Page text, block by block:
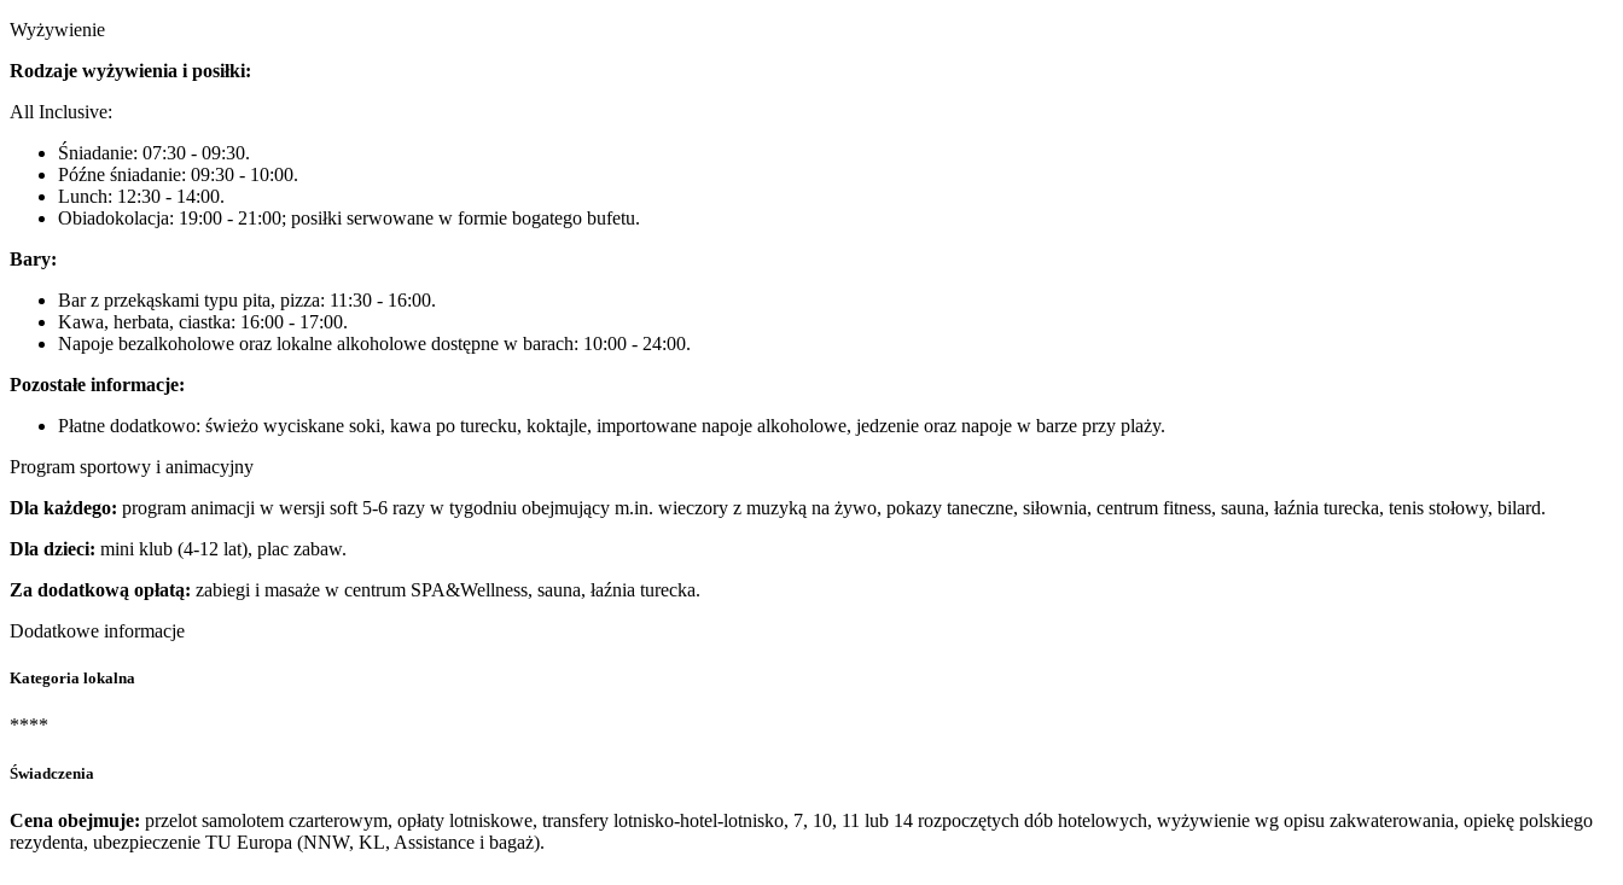
Wyżywienie
Rodzaje wyżywienia i posiłki:
All Inclusive:
Śniadanie: 07:30 - 09:30.
Późne śniadanie: 09:30 - 10:00.
Lunch: 12:30 - 14:00.
Obiadokolacja: 19:00 - 21:00; posiłki serwowane w formie bogatego bufetu.
Bary:
Bar z przekąskami typu pita, pizza: 11:30 - 16:00.
Kawa, herbata, ciastka: 16:00 - 17:00.
Napoje bezalkoholowe oraz lokalne alkoholowe dostępne w barach: 10:00 - 24:00.
Pozostałe informacje:
Płatne dodatkowo: świeżo wyciskane soki, kawa po turecku, koktajle, importowane napoje alkoholowe, jedzenie oraz napoje w barze przy plaży.
Program sportowy i animacyjny
Dla każdego: program animacji w wersji soft 5-6 razy w tygodniu obejmujący m.in. wieczory z muzyką na żywo, pokazy taneczne, siłownia, centrum fitness, sauna, łaźnia turecka, tenis stołowy, bilard.
Dla dzieci: mini klub (4-12 lat), plac zabaw.
Za dodatkową opłatą: zabiegi i masaże w centrum SPA&Wellness, sauna, łaźnia turecka.
Dodatkowe informacje
Kategoria lokalna
****
Świadczenia
Cena obejmuje: przelot samolotem czarterowym, opłaty lotniskowe, transfery lotnisko-hotel-lotnisko, 7, 10, 11 lub 14 rozpoczętych dób hotelowych, wyżywienie wg opisu zakwaterowania, opiekę polskiego
rezydenta, ubezpieczenie TU Europa (NNW, KL, Assistance i bagaż).